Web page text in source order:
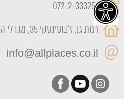
072-2-333251
רמת גן, ז'בוטינסקי 35, מגדלי התאומים
info@allplaces.co.il